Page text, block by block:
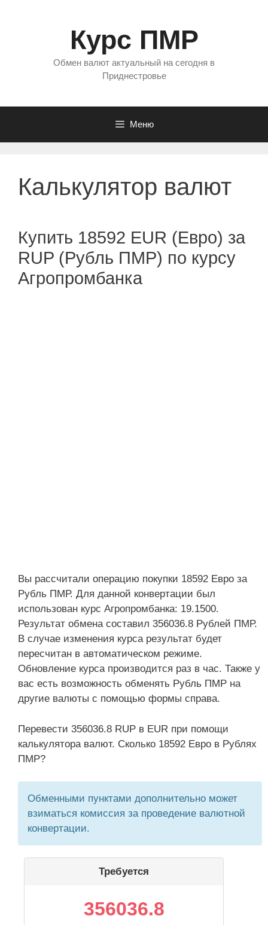
Курс ПМР
Обмен валют актуальный на сегодня в
Приднестровье
Меню
Калькулятор валют
Купить 18592 EUR (Евро) за
RUP (Рубль ПМР) по курсу
Агропромбанка
Вы рассчитали операцию покупки 18592 Евро за
Рубль ПМР. Для данной конвертации был
использован курс Агропромбанка: 19.1500.
Результат обмена составил 356036.8 Рублей ПМР.
В случае изменения курса результат будет
пересчитан в автоматическом режиме.
Обновление курса производится раз в час. Также у
вас есть возможность обменять Рубль ПМР на
другие валюты с помощью формы справа.
Перевести 356036.8 RUP в EUR при помощи
калькулятора валют. Сколько 18592 Евро в Рублях
ПМР?
Обменными пунктами дополнительно может
взиматься комиссия за проведение валютной
конвертации.
Требуется
356036.8